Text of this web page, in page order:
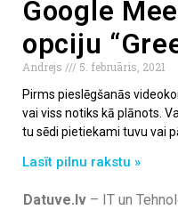
Google
opciju
Andrejs
5. februāris, 2021
Pirms pieslēgšanās
vai viss notiks kā plānots.
tu sēdi pietiekami tuvu vai
Lasīt pilnu rakstu »
Datuve.lv– IT un